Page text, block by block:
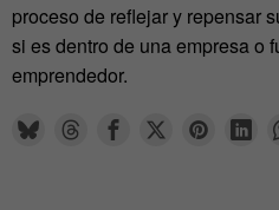
proceso de reflejar y repensar
si es dentro de una empresa o
emprendedor.